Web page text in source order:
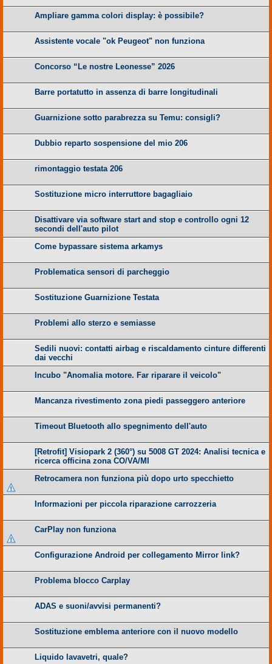
Ampliare gamma colori display: è possibile?
Assistente vocale "ok Peugeot" non funziona
Concorso “Le nostre Leonesse” 2026
Barre portatutto in assenza di barre longitudinali
Guarnizione sotto parabrezza su Temu: consigli?
Dubbio reparto sospensione del mio 206
rimontaggio testata 206
Sostituzione micro interruttore bagagliaio
Disattivare via software start and stop e controllo ogni 12
secondi dell'auto pilot
Come bypassare sistema arkamys
Problematica sensori di parcheggio
Sostituzione Guarnizione Testata
Problemi allo sterzo e semiasse
Sedili nuovi: contatti airbag e riscaldamento cinture differenti
dai vecchi
Incubo "Anomalia motore. Far riparare il veicolo"
Mancanza rivestimento zona piedi passeggero anteriore
Timeout Bluetooth allo spegnimento dell'auto
​[Retrofit] Visiopark 2 (360°) su 5008 GT 2024: Analisi tecnica e
ricerca officina zona CO/VA/MI
Retrocamera non funziona più dopo urto specchietto
Informazioni per piccola riparazione carrozzeria
CarPlay non funziona
Configurazione Android per collegamento Mirror link?
Problema blocco Carplay
ADAS e suoni/avvisi permanenti?
Sostituzione emblema anteriore con il nuovo modello
Liquido lavavetri, quale?